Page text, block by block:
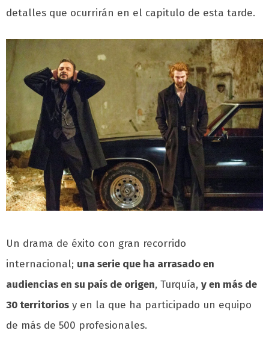
detalles que ocurrirán en el capitulo de esta tarde.
Un drama de éxito con gran recorrido
internacional; una serie que ha arrasado en
audiencias en su país de origen, Turquía, y en más de
30 territorios y en la que ha participado un equipo
de más de 500 profesionales.